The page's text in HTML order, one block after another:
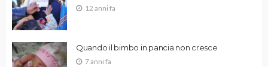
12 anni fa
Quando il bimbo in pancia non cresce
7 anni fa